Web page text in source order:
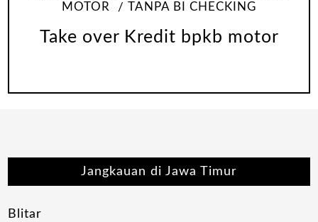
MOTOR
TANPA BI CHECKING
Take over Kredit bpkb motor
Jangkauan di Jawa Timur
Blitar